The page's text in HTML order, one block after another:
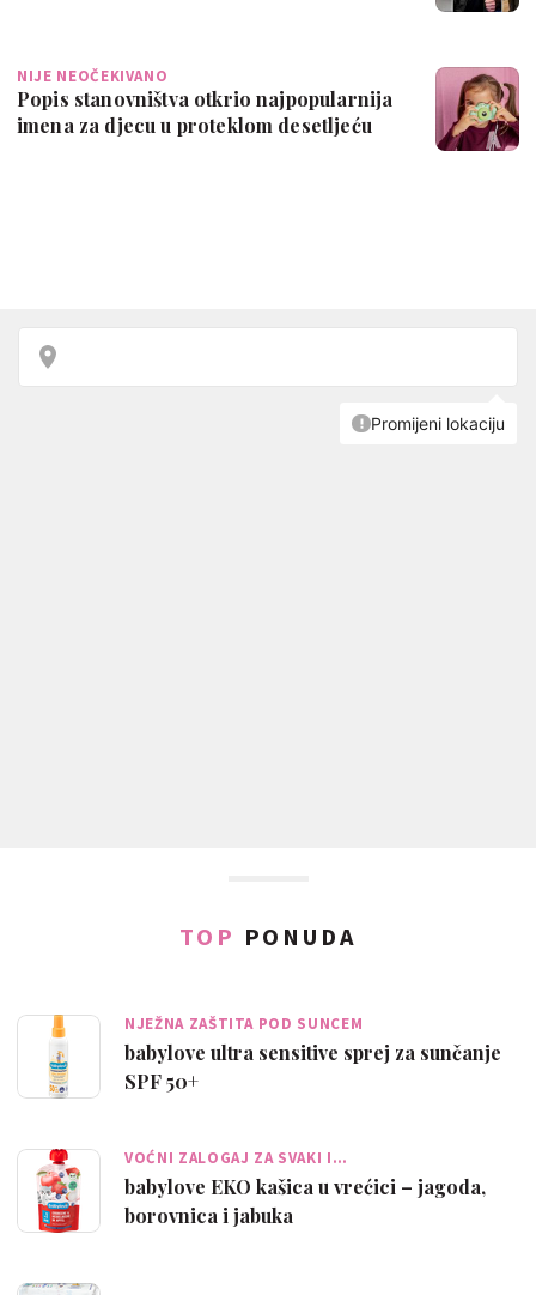
NIJE NEOČEKIVANO
Popis stanovništva otkrio najpopularnija
imena za djecu u proteklom desetljeću
TOP PONUDA
NJEŽNA ZAŠTITA POD SUNCEM
babylove ultra sensitive sprej za sunčanje
SPF 50+
VOĆNI ZALOGAJ ZA SVAKI I…
babylove EKO kašica u vrećici – jagoda,
borovnica i jabuka